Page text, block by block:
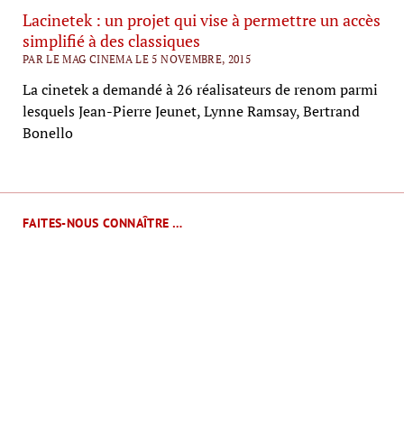
FAITES-NOUS CONNAÎTRE …
Lacinetek : un projet qui vise à permettre un accès
simplifié à des classiques
PAR LE MAG CINEMA LE 5 NOVEMBRE, 2015
La cinetek a demandé à 26 réalisateurs de renom parmi
lesquels Jean-Pierre Jeunet, Lynne Ramsay, Bertrand
Bonello